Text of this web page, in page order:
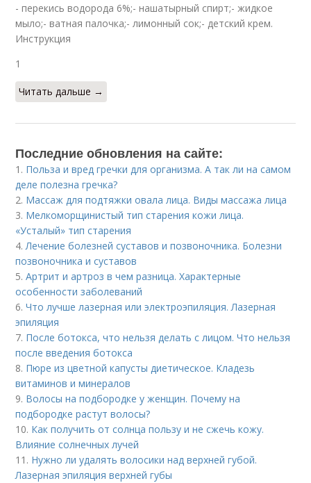
- перекись водорода 6%;- нашатырный спирт;- жидкое
мыло;- ватная палочка;- лимонный сок;- детский крем.
Инструкция
1
Читать дальше →
Последние обновления на сайте:
1. Польза и вред гречки для организма. А так ли на самом
деле полезна гречка?
2. Массаж для подтяжки овала лица. Виды массажа лица
3. Мелкоморщинистый тип старения кожи лица.
«Усталый» тип старения
4.Лечение болезней суставов и позвоночника. Болезни
позвоночника и суставов
5.Артрит и артроз в чем разница. Характерные
особенности заболеваний
6.Что лучше лазерная или электроэпиляция. Лазерная
эпиляция
7. После ботокса, что нельзя делать с лицом. Что нельзя
после введения ботокса
8. Пюре из цветной капусты диетическое. Кладезь
витаминов и минералов
9. Волосы на подбородке у женщин. Почему на
подбородке растут волосы?
10. Как получить от солнца пользу и не сжечь кожу.
Влияние солнечных лучей
11. Нужно ли удалять волосики над верхней губой.
Лазерная эпиляция верхней губы